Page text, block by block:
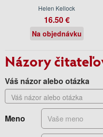
Helen Kellock
16.50 €
Na objednávku
Názory
Váš názor alebo otázka
Meno